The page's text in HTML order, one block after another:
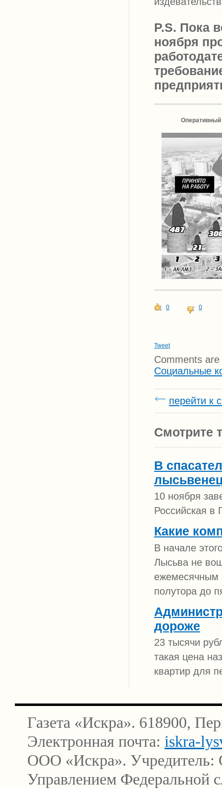
P.S. Пока
ноября
Оперативный
0 0
Tweet
Comments are
Социальные
перейти к
Смотрите
В
10 ноября
Российская в
Какие
В начале
Лысьва не
ежемесячным
полутора до
дороже
23 тысячи
такая цена
квартир для
Газета «Искра». 618900,
Электронная почта: iskra-
ООО «Искра». Учредитель:
Управлением Федеральной